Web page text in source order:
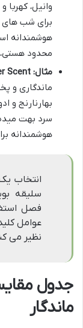
وانیل،
برای شب های
هوشمندانه
محدود
مثال: Jacques Bogart Silver Scent
ماندگاری و
بهارنارنج و
سرد بهت
هوشمندانه
انتخاب
سلیقه
فصل
عوامل
نظیر می
جدول
ماندگار